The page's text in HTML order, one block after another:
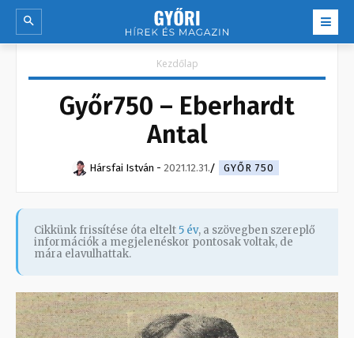
Kezdőlap
Győr750 – Eberhardt
Antal
Hársfai István - 2021.12.31. GYŐR 750
Cikkünk frissítése óta eltelt5 év, a szövegben szereplő
információk a megjelenéskor pontosak voltak, de
mára elavulhattak.